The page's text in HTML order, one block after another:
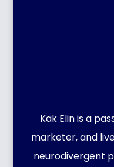
Kak Elin is a
marketer, and
neurodivergent